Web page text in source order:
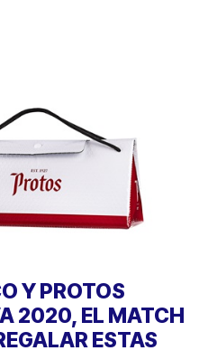
Y PROTOS
2020, EL MATCH
ESTAS